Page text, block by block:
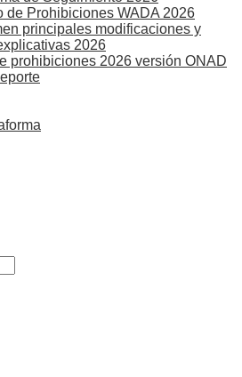
de Prohibiciones WADA 2026
principales modificaciones y
2026
prohibiciones 2026 versión ONAD